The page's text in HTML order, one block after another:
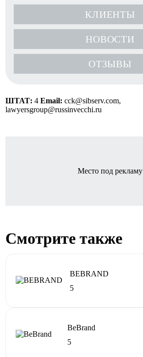
КЛИЕНТЫ
НОВОСТИ
ОТЗЫВЫ
ШТАТ: 4Email: cck@sibserv.com,
lawyersgroup@russinvecchi.ru
Место под рекламу
Смотрите также
BEBRAND
5
BeBrand
5